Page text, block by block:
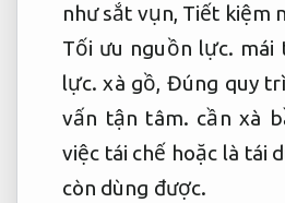
như sắt vụn, Tiết kiệm
Tối ưu nguồn lực. mái
lực. xà gồ, Đúng quy
vấn tận tâm. cần xà
việc tái chế hoặc là tái
còn dùng được.